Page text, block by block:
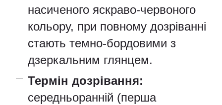
насиченого яскраво-червоного
кольору, при повному дозріванні
стають темно-бордовими з
дзеркальним глянцем.
Термін дозрівання:
середньоранній (перша